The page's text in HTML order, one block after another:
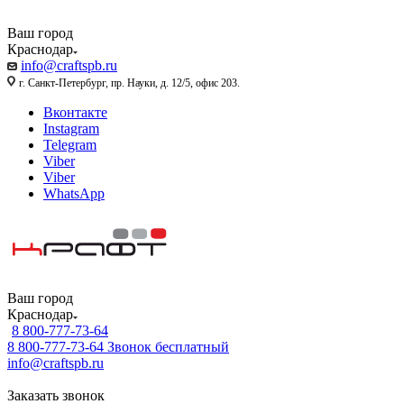
Ваш город
Краснодар
info@craftspb.ru
г. Санкт-Петербург, пр. Науки, д. 12/5, офис 203.
Вконтакте
Instagram
Telegram
Viber
Viber
WhatsApp
Ваш город
Краснодар
8 800-777-73-64
8 800-777-73-64 Звонок бесплатный
info@craftspb.ru
Заказать звонок